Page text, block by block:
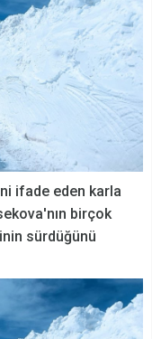
ifade eden karla
birçok
sürdüğünü